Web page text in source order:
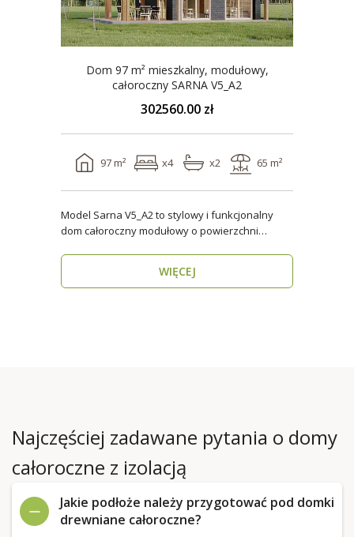
Dom 97 m² mieszkalny, modułowy,
całoroczny SARNA V5_A2
302560.00 zł
97 m² x4 x2 65 m²
Model Sarna V5_A2 to stylowy i funkcjonalny
dom całoroczny modułowy o powierzchni
WIĘCEJ
Najczęściej zadawane pytania o domy
całoroczne z izolacją
Jakie podłoże należy przygotować pod domki
drewniane całoroczne?